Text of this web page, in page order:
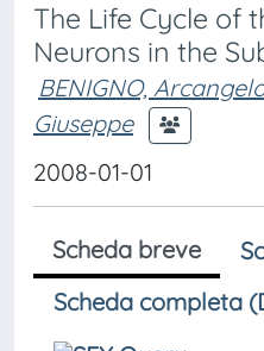
The Life Cycle of
Neurons in the
BENIGNO,
Giuseppe
2008-01-01
Scheda breve
Scheda completa